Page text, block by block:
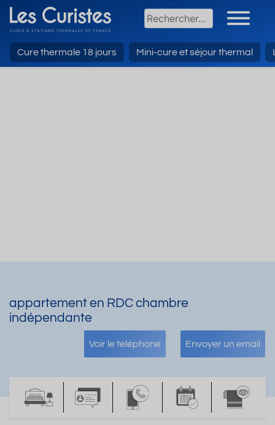
Cure thermale 18 jours Mini-cure et séjour thermal
appartement en RDC chambre
indépendante
Voir le téléphone Envoyer un email